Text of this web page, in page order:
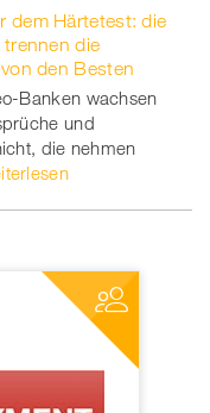
dem Härtetest: die
die
den Besten
Banken wachsen
und
die nehmen